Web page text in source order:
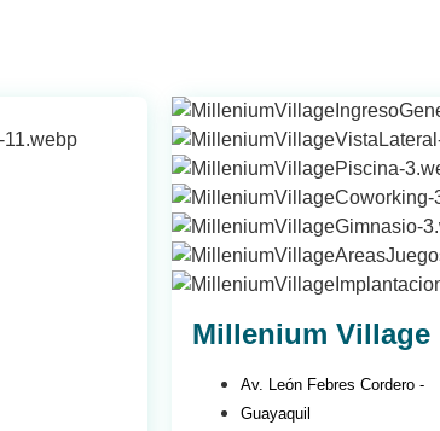
Millenium Village
Av. León Febres Cordero -
Guayaquil